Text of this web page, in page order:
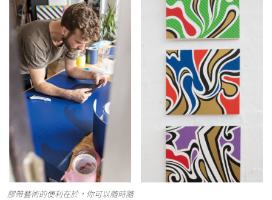
膠帶藝術的便利在於，你可以隨時隨